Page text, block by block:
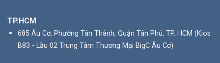
TP.HCM
685 Âu Cơ, Phường Tân Thành, Quận Tân Phú, TP. HCM (Kios
B83 - Lầu 02 Trung Tâm Thương Mại BigC Âu Cơ)